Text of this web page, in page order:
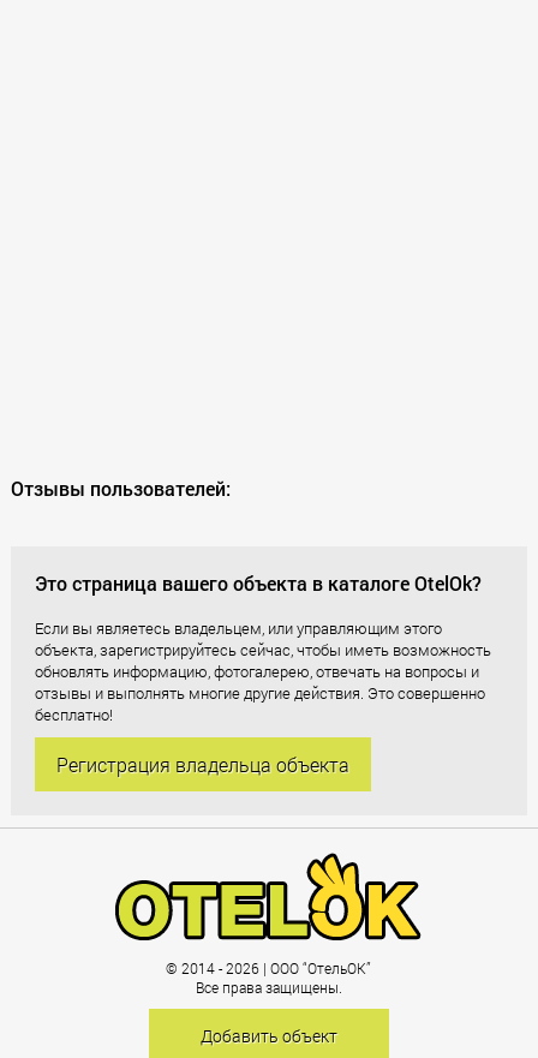
Отзывы пользователей:
Это страница вашего объекта в каталоге OtelOk?
Если вы являетесь владельцем, или управляющим этого
объекта, зарегистрируйтесь сейчас, чтобы иметь возможность
обновлять информацию, фотогалерею, отвечать на вопросы и
отзывы и выполнять многие другие действия. Это совершенно
бесплатно!
Регистрация владельца объекта
© 2014 - 2026 | ООО “ОтельОК”
Все права защищены.
Добавить объект